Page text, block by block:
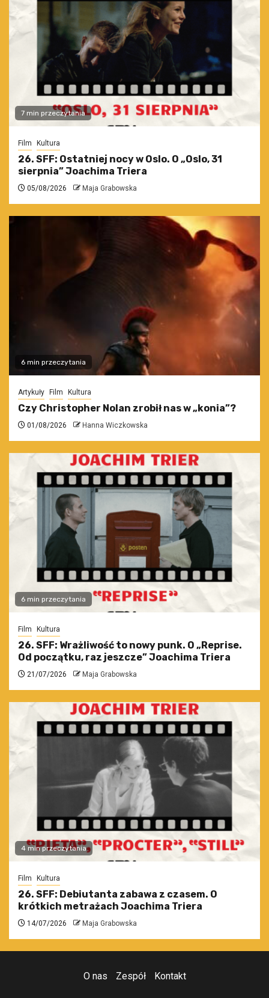
7 min przeczytania
Film Kultura
26. SFF: Ostatniej nocy w Oslo. O „Oslo, 31
sierpnia” Joachima Triera
05/08/2026 Maja Grabowska
6 min przeczytania
Artykuły Film Kultura
Czy Christopher Nolan zrobił nas w „konia”?
01/08/2026 Hanna Wiczkowska
6 min przeczytania
Film Kultura
26. SFF: Wrażliwość to nowy punk. O „Reprise.
Od początku, raz jeszcze” Joachima Triera
21/07/2026 Maja Grabowska
4 min przeczytania
Film Kultura
26. SFF: Debiutanta zabawa z czasem. O
krótkich metrażach Joachima Triera
14/07/2026 Maja Grabowska
O nas Zespół Kontakt